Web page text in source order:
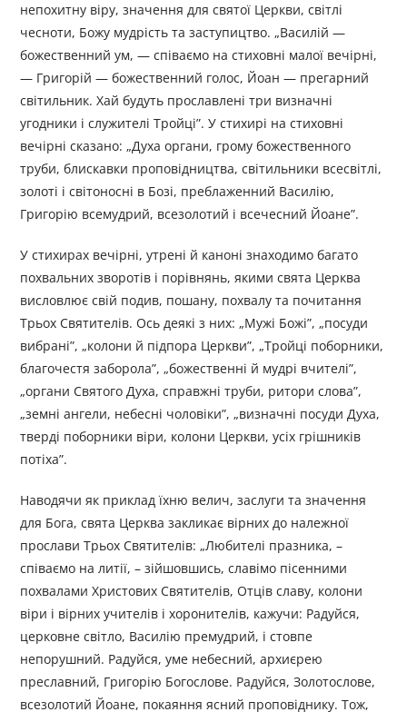
непохитну віру, значення для святої Церкви, світлі
чесноти, Божу мудрість та заступицтво. „Василій —
божественний ум, — співаємо на стиховні малої вечірні,
— Григорій — божественний голос, Йоан — прегарний
світильник. Хай будуть прославлені три визначні
угодники і служителі Тройці”. У стихирі на стиховні
вечірні сказано: „Духа органи, грому божественного
труби, блискавки проповідництва, світильники всесвітлі,
золоті і світоносні в Бозі, преблаженний Василію,
Григорію всемудрий, всезолотий і всечесний Йоане”.
У стихирах вечірні, утрені й каноні знаходимо багато
похвальних зворотів і порівнянь, якими свята Церква
висловлює свій подив, пошану, похвалу та почитання
Трьох Святителів. Ось деякі з них: „Мужі Божі”, „посуди
вибрані”, „колони й підпора Церкви”, „Тройці поборники,
благочестя заборола”, „божественні й мудрі вчителі”,
„органи Святого Духа, справжні труби, ритори слова”,
„земні ангели, небесні чоловіки”, „визначні посуди Духа,
тверді поборники віри, колони Церкви, усіх грішників
потіха”.
Наводячи як приклад їхню велич, заслуги та значення
для Бога, свята Церква закликає вірних до належної
прослави Трьох Святителів: „Любителі празника, –
співаємо на литії, – зійшовшись, славімо пісенними
похвалами Христових Святителів, Отців славу, колони
віри і вірних учителів і хоронителів, кажучи: Радуйся,
церковне світло, Василію премудрий, і стовпе
непорушний. Радуйся, уме небесний, архиєрею
преславний, Григорію Богослове. Радуйся, Золотослове,
всезолотий Йоане, покаяння ясний проповіднику. Тож,